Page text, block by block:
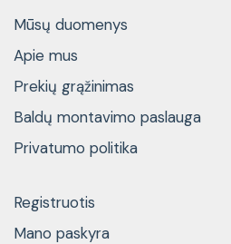
Mūsų duomenys
Apie mus
Prekių grąžinimas
Baldų montavimo paslauga
Privatumo politika
Registruotis
Mano paskyra